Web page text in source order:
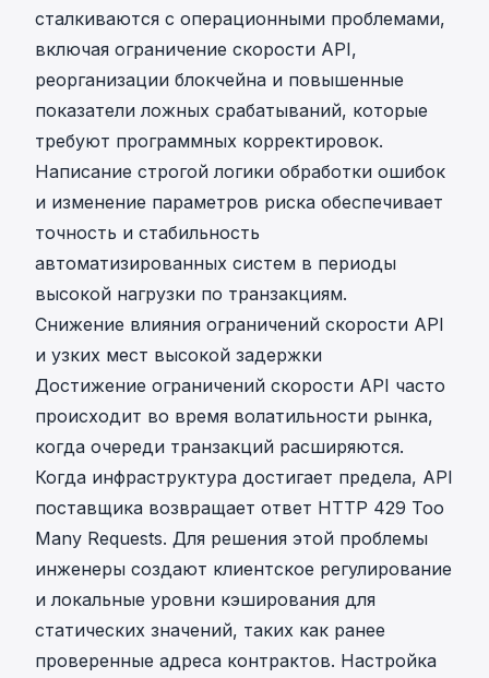
сталкиваются с операционными проблемами,
включая ограничение скорости API,
реорганизации блокчейна и повышенные
показатели ложных срабатываний, которые
требуют программных корректировок.
Написание строгой логики обработки ошибок
и изменение параметров риска обеспечивает
точность и стабильность
автоматизированных систем в периоды
высокой нагрузки по транзакциям.
Снижение влияния ограничений скорости API
и узких мест высокой задержки
Достижение ограничений скорости API часто
происходит во время волатильности рынка,
когда очереди транзакций расширяются.
Когда инфраструктура достигает предела, API
поставщика возвращает ответ HTTP 429 Too
Many Requests. Для решения этой проблемы
инженеры создают клиентское регулирование
и локальные уровни кэширования для
статических значений, таких как ранее
проверенные адреса контрактов. Настройка